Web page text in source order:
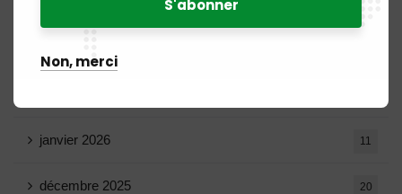
janvier 2026 11
décembre 2025 20
Non, merci